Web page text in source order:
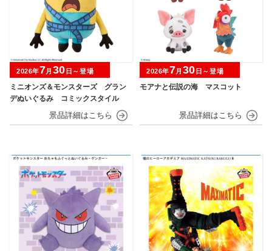
ミニオンズ＆モンスターズ グラン
デぬいぐるみ コミックスタイル
2026年7月 30 日～登場
モアナと伝説の海 マスコット
2026年7月 30 日～登場